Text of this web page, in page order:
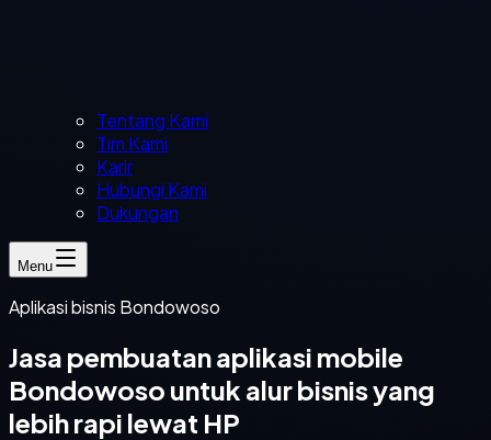
Tentang Kami
Tim Kami
Karir
Hubungi Kami
Dukungan
Menu
Aplikasi bisnis Bondowoso
Jasa pembuatan aplikasi mobile
Bondowoso untuk alur bisnis yang
lebih rapi lewat HP